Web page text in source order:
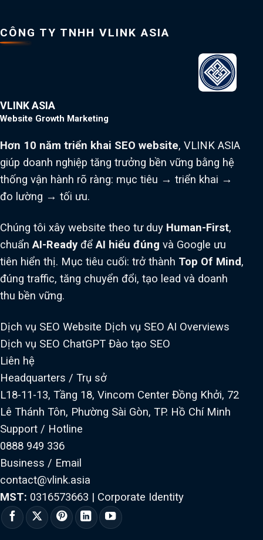
CÔNG TY TNHH VLINK ASIA
VLINK ASIA
Website Growth Marketing
Hơn 10 năm triển khai SEO website, VLINK ASIA
giúp doanh nghiệp tăng trưởng bền vững bằng hệ
thống vận hành rõ ràng: mục tiêu → triển khai →
đo lường → tối ưu.
Chúng tôi xây website theo tư duy Human-First,
chuẩnAI-Ready đểAI hiểu đúng và Google ưu
tiên hiển thị. Mục tiêu cuối: trở thành Top Of Mind,
đúng traffic, tăng chuyển đổi, tạo lead và doanh
thu bền vững.
Dịch vụ SEO Website Dịch vụ SEO AI Overviews
Dịch vụ SEO ChatGPT Đào tạo SEO
Liên hệ
Headquarters / Trụ sở
L18-11-13, Tầng 18, Vincom Center Đồng Khởi, 72
Lê Thánh Tôn, Phường Sài Gòn, TP. Hồ Chí Minh
Support / Hotline
0888 949 336
Business / Email
contact@vlink.asia
MST: 0316573663 | Corporate Identity